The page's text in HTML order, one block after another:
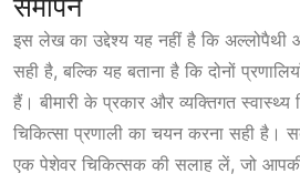
समापन
इस लेख का उद्देश्य यह नहीं है कि अल्लोपैथी
सही है, बल्कि यह बताना है कि दोनों
हैं। बीमारी के प्रकार और व्यक्तिगत
चिकित्सा प्रणाली का चयन करना सही है।
एक पेशेवर चिकित्सक की सलाह लें, जो आपकी